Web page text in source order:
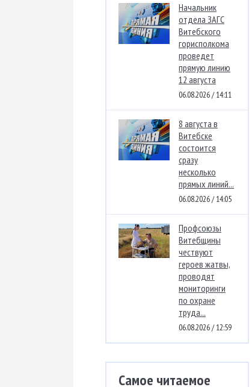
Начальник
отдела ЗАГС
Витебского
горисполкома
проведет
прямую линию
12 августа
06.08.2026 / 14:11
8 августа в
Витебске
состоится
сразу
несколько
прямых линий...
06.08.2026 / 14:05
Профсоюзы
Витебщины
чествуют
героев жатвы,
проводят
мониторинги
по охране
труда...
06.08.2026 / 12:59
Самое читаемое